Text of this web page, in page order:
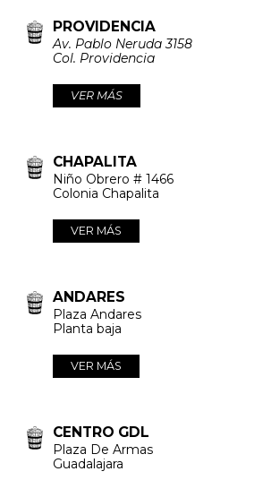
PROVIDENCIA
Av. Pablo Neruda 3158
Col. Providencia
VER MÁS
CHAPALITA
Niño Obrero # 1466
Colonia Chapalita
VER MÁS
ANDARES
Plaza Andares
Planta baja
VER MÁS
CENTRO GDL
Plaza De Armas
Guadalajara